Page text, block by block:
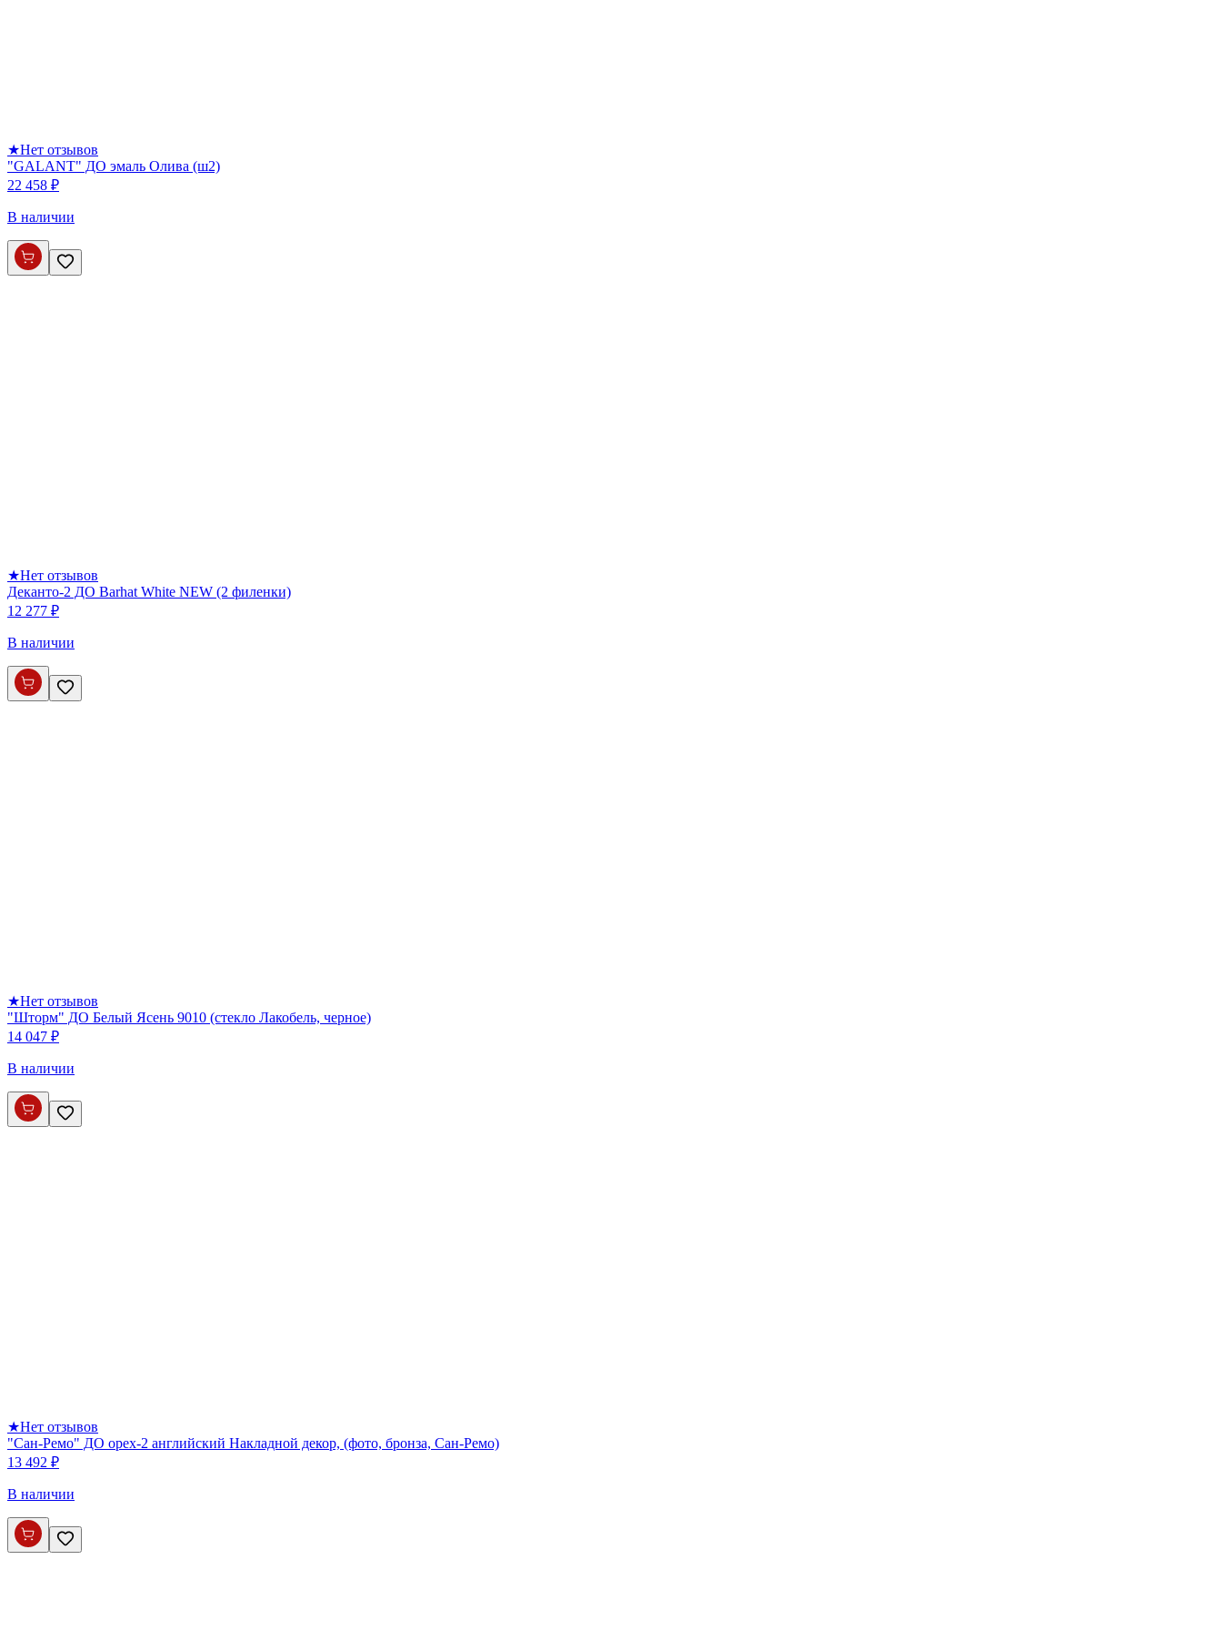
★Нет отзывов
"GALANT" ДО эмаль Олива (ш2)
22 458 ₽
В наличии
★Нет отзывов
Деканто-2 ДО Barhat White NEW (2 филенки)
12 277 ₽
В наличии
★Нет отзывов
"Шторм" ДО Белый Ясень 9010 (стекло Лакобель, черное)
14 047 ₽
В наличии
★Нет отзывов
"Сан-Ремо" ДО орех-2 английский Накладной декор, (фото, бронза, Сан-Ремо)
13 492 ₽
В наличии